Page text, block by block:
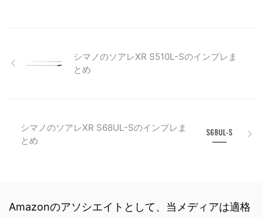
シマノのソアレXR S510L-Sのインプレま
とめ
シマノのソアレXR S68UL-Sのインプレま
とめ
Amazonのアソシエイトとして、当メディアは適格